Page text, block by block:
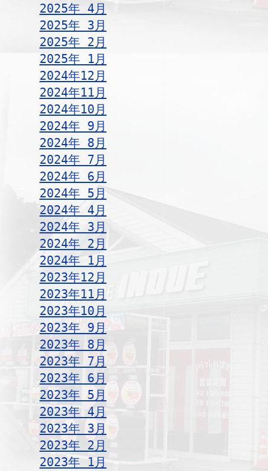
2025年 4月
2025年 3月
2025年 2月
2025年 1月
2024年12月
2024年11月
2024年10月
2024年 9月
2024年 8月
2024年 7月
2024年 6月
2024年 5月
2024年 4月
2024年 3月
2024年 2月
2024年 1月
2023年12月
2023年11月
2023年10月
2023年 9月
2023年 8月
2023年 7月
2023年 6月
2023年 5月
2023年 4月
2023年 3月
2023年 2月
2023年 1月